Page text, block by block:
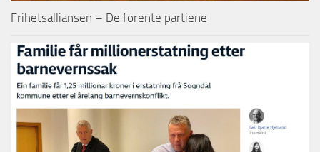
Frihetsalliansen – De forente partiene